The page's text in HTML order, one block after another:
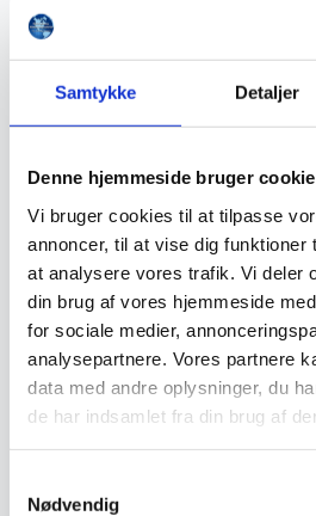
Samtykke Detaljer
Denne hjemmeside bruger
Vi bruger cookies til at tilpasse
annoncer, til at vise dig funktioner
at analysere vores trafik. Vi deler
din brug af vores hjemmeside
for sociale medier,
analysepartnere. Vores partnere
data med andre oplysninger, du
de har indsamlet fra din brug af
Nødvendig
Beklædning
Afspærring
Handsker
Hygiejne
Kemi håndtering
Sikkerhedsfodtøj
Såler
Sandal
Støvler
Støvlet
Skilte